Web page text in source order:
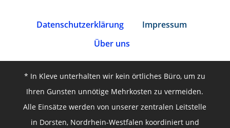
Datenschutz­erklärung
Impressum
Über uns
* In Kleve unterhalten wir kein örtliches Büro, um zu
Ihren Gunsten unnötige Mehrkosten zu vermeiden.
Alle Einsätze werden von unserer zentralen Leitstelle
in Dorsten, Nordrhein-Westfalen koordiniert und